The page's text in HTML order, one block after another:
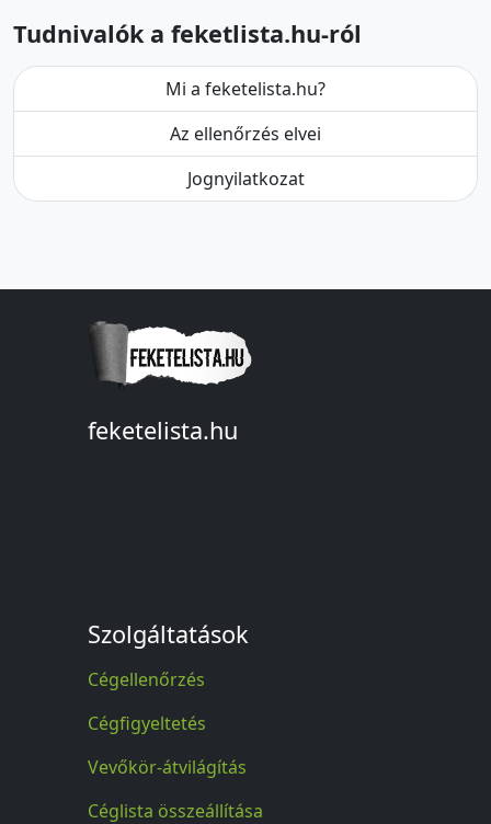
Tudnivalók a feketlista.hu-ról
Mi a feketelista.hu?
Az ellenőrzés elvei
Jognyilatkozat
feketelista.hu
Szolgáltatások
Cégellenőrzés
Cégfigyeltetés
Vevőkör-átvilágítás
Céglista összeállítása